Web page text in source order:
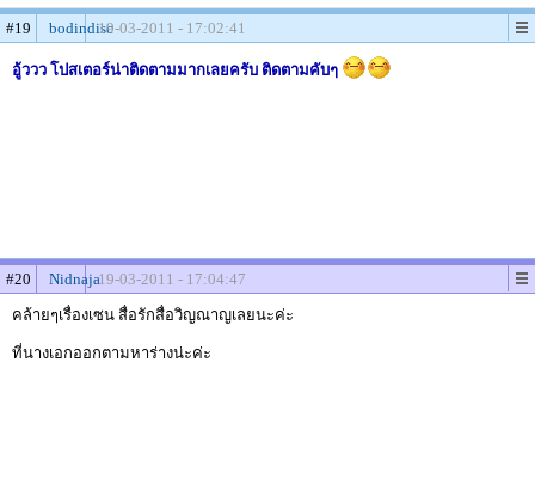
#19 bodindisc19-03-2011 - 17:02:41
อู้ววว โปสเตอร์น่าติดตามมากเลยครับ ติดตามคับๆ
#20 Nidnaja19-03-2011 - 17:04:47
คล้ายๆเรื่องเซน สื่อรักสื่อวิญณาญเลยนะค่ะ
ที่นางเอกออกตามหาร่างน่ะค่ะ